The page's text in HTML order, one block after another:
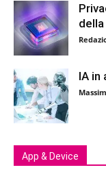
della
IA in
App & Device